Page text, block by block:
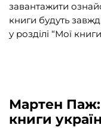
Подарункові
завантажити
книги будуть
у розділі “Мої
Мартен Паж:
книги